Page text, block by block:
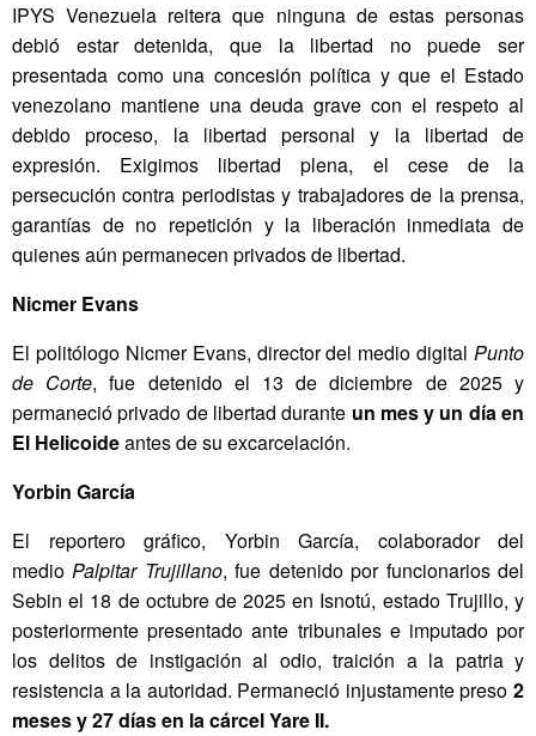
IPYS Venezuela reitera que ninguna de estas personas
debió estar detenida, que la libertad no puede ser
presentada como una concesión política y que el Estado
venezolano mantiene una deuda grave con el respeto al
debido proceso, la libertad personal y la libertad de
expresión. Exigimos libertad plena, el cese de la
persecución contra periodistas y trabajadores de la prensa,
garantías de no repetición y la liberación inmediata de
quienes aún permanecen privados de libertad.
Nicmer Evans
El politólogo Nicmer Evans, director del medio digital Punto
de Corte, fue detenido el 13 de diciembre de 2025 y
permaneció privado de libertad durante un mes y un día en
El Helicoideantes de su excarcelación.
Yorbin García
El reportero gráfico, Yorbin García, colaborador del
medioPalpitar Trujillano, fue detenido por funcionarios del
Sebin el 18 de octubre de 2025 en Isnotú, estado Trujillo, y
posteriormente presentado ante tribunales e imputado por
los delitos de instigación al odio, traición a la patria y
resistencia a la autoridad. Permaneció injustamente preso 2
meses y 27 días en la cárcel Yare II.